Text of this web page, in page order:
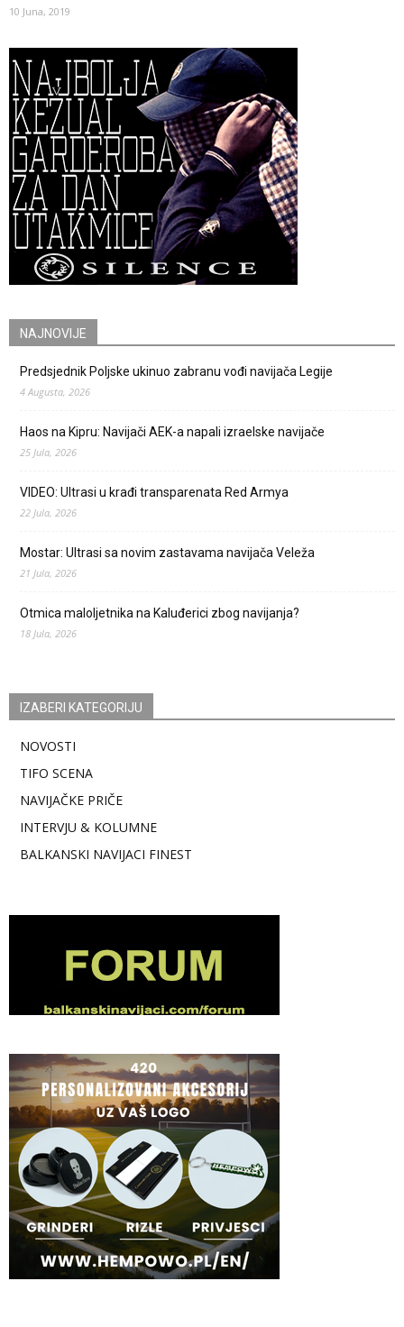
10 Juna, 2019
NAJNOVIJE
Predsjednik Poljske ukinuo zabranu vođi navijača Legije
4 Augusta, 2026
Haos na Kipru: Navijači AEK-a napali izraelske navijače
25 Jula, 2026
VIDEO: Ultrasi u krađi transparenata Red Armya
22 Jula, 2026
Mostar: Ultrasi sa novim zastavama navijača Veleža
21 Jula, 2026
Otmica maloljetnika na Kaluđerici zbog navijanja?
18 Jula, 2026
IZABERI KATEGORIJU
NOVOSTI
TIFO SCENA
NAVIJAČKE PRIČE
INTERVJU & KOLUMNE
BALKANSKI NAVIJACI FINEST